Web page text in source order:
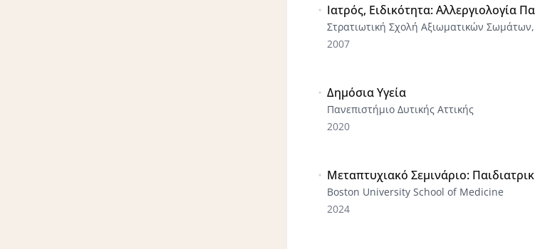
Ιατρός, Ειδικότητα: Αλλεργιολογία
Στρατιωτική Σχολή Αξιωµατικών
2007
Δημόσια Υγεία
Πανεπιστήμιο Δυτικής Αττικής
2020
Μεταπτυχιακό Σεμινάριο:
Boston University School of Medicine
2024